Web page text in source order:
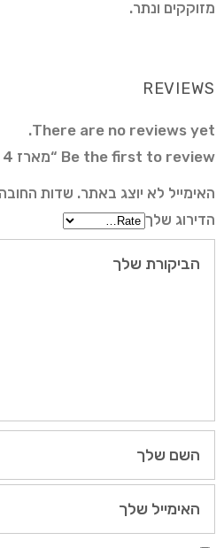
מזוקקים ונתר.
REVIEWS
There are no reviews yet.
Be the first to review “מארז 4 סבונים שרף לבונה”
האימייל לא יוצג באתר. שדות
הדירוג שלך